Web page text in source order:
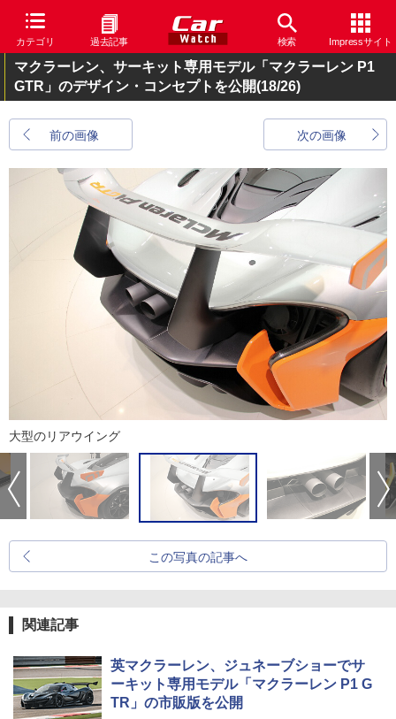
カテゴリ 過去記事 検索 Impressサイト
マクラーレン、サーキット専用モデル「マクラーレン P1
GTR」のデザイン・コンセプトを公開(18/26)
前の画像 次の画像
大型のリアウイング
この写真の記事へ
関連記事
英マクラーレン、ジュネーブショーでサ
ーキット専用モデル「マクラーレン P1 G
TR」の市販版を公開